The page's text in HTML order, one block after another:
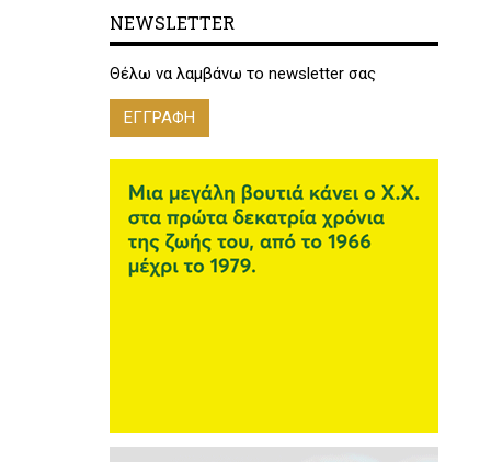
NEWSLETTER
Θέλω να λαμβάνω το newsletter σας
ΕΓΓΡΑΦΗ